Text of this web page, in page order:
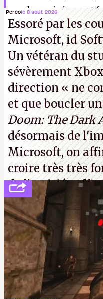
randomqui viennent
parfaitement
cœur, quitte à en
ER.
Percole 8 août 2026
Essoré par les
Microsoft, id
Un vétéran du
sévèrement Xbox
direction« ne
et que boucler
Doom: The Dark
désormais de
Microsoft, on
croire très très
de l'amitié